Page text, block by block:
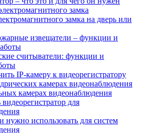
замка
замка на дверь или
извещатели – функции и
считыватели: функции и
IP-камеру к видеорегистратору
камерах видеонаблюдения
камерах видеонаблюдения
для
нужно использовать для систем